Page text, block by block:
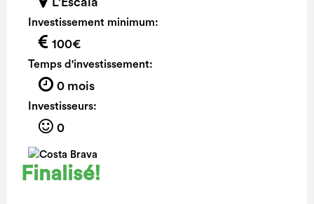
Investissement minimum:
100€
Temps d'investissement:
0 mois
Investisseurs:
0
Finalisé!